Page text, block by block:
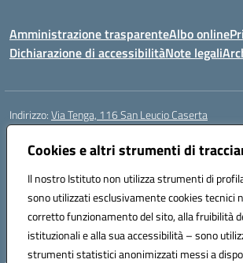
Cookies e altri strumenti di
Il nostro Istituto non utilizza strumenti di
sono utilizzati esclusivamente cookies tecnici
corretto funzionamento del sito, alla fruibilità
istituzionali e alla sua accessibilità – sono
strumenti statistici anonimizzati messi a
Amministrazione trasparenteAlbo online
Dichiarazione di accessibilitàNote legali
Indirizzo:Via Tenga, 116 San Leucio Caserta
Centralino:
Posta elettronica certificata (PEC):
Codice fiscale: 93098380616
Codice meccanografico:CEIS042009
Codice Indice delle Pubbliche Amministrazioni (IPA):
Codice unico di fatturazione (CUF): UFLTNX